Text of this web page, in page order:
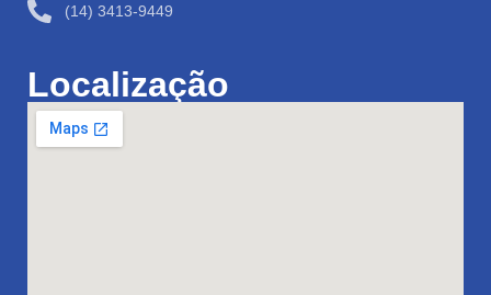
(14) 3413-9449
Localização